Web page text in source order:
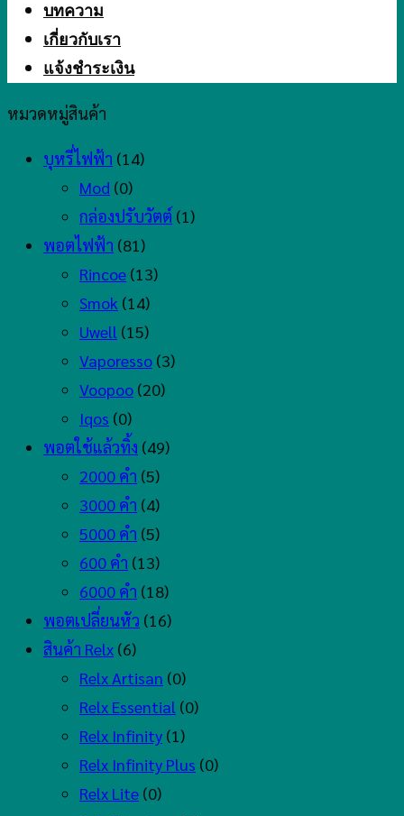
บทความ
เกี่ยวกับเรา
แจ้งชำระเงิน
หมวดหมู่สินค้า
บุหรี่ไฟฟ้า (14)
Mod (0)
กล่องปรับวัตต์ (1)
พอตไฟฟ้า (81)
Rincoe (13)
Smok (14)
Uwell (15)
Vaporesso (3)
Voopoo (20)
Iqos (0)
พอตใช้แล้วทิ้ง (49)
2000 คำ (5)
3000 คำ (4)
5000 คำ (5)
600 คำ (13)
6000 คำ (18)
พอตเปลี่ยนหัว (16)
สินค้า Relx (6)
Relx Artisan (0)
Relx Essential (0)
Relx Infinity (1)
Relx Infinity Plus (0)
Relx Lite (0)